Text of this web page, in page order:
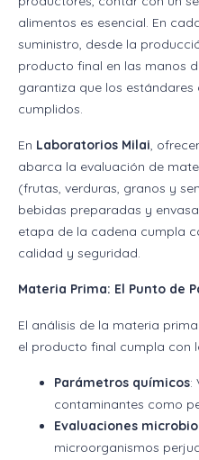
alimentos es esencial. En
suministro, desde la
producto final en las manos
garantiza que los
cumplidos.
En Laboratorios Milai,
abarca la evaluación de
(frutas, verduras, granos y
bebidas preparadas y
etapa de la cadena cumpla
calidad y seguridad.
Materia Prima: El Punto de
El análisis de la materia
el producto final cumpla con
Parámetros químicos:
contaminantes como
Evaluaciones
microorganismos